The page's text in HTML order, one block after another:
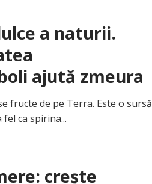
a naturii.
ajută zmeura
fructe de pe Terra. Este o sursă
ca spirina...
crește